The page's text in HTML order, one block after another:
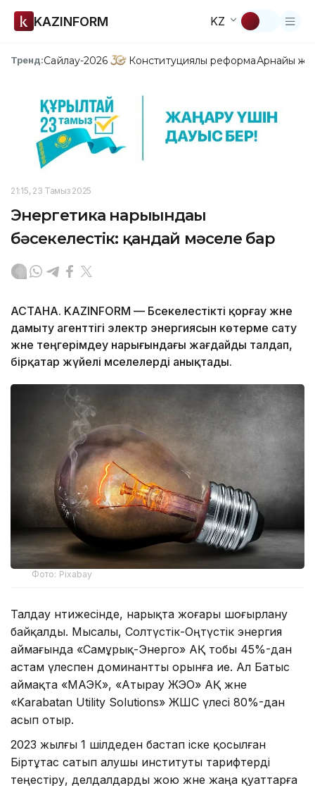
KAZINFORM KZ
Тренд:Сайлау-2026 Конституциялық реформаАрнайы
21:15, 23 Тамыз 2025
Энергетика нарығындағы
бәсекелестік: қандай мәселе бар
АСТАНА. KAZINFORM — Бәсекелестікті қорғау және
дамыту агенттігі электр энергиясын көтерме сату
және теңгерімдеу нарығындағы жағдайды талдап,
бірқатар жүйелі мәселелерді анықтады.
Фото: Pixabay
Талдау нәтижесінде, нарықта жоғары шоғырлану
байқалды. Мысалы, Солтүстік-Оңтүстік энергия
аймағында «Самұрық-Энерго» АҚ тобы 45%-дан
астам үлеспен доминантты орынға ие. Ал Батыс
аймақта «МАЭК», «Атырау ЖЭО» АҚ және
«Karabatan Utility Solutions» ЖШС үлесі 80%-дан
асып отыр.
2023 жылғы 1 шілдеден бастап іске қосылған
Біртұтас сатып алушы институты тарифтерді
теңестіру, делдалдарды жою және жаңа қуаттарға